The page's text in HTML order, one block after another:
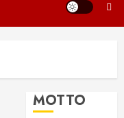
MOTTO